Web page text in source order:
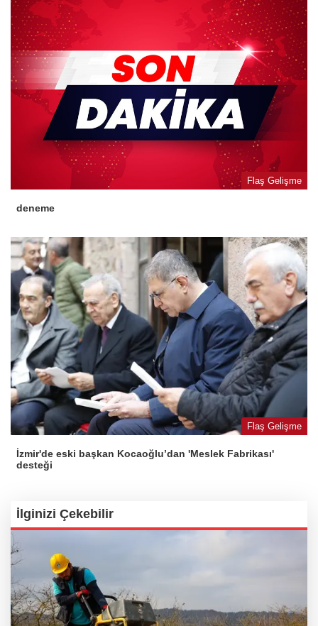
Flaş Gelişme
deneme
Flaş Gelişme
İzmir'de eski başkan Kocaoğlu’dan 'Meslek Fabrikası'
desteği
İlginizi Çekebilir